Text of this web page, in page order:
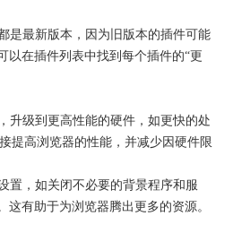
是最新版本，因为旧版本的插件可能
以在插件列表中找到每个插件的“更
升级到更高性能的硬件，如更快的处
提高浏览器的性能，并减少因硬件限
置，如关闭不必要的背景程序和服
这有助于为浏览器腾出更多的资源。